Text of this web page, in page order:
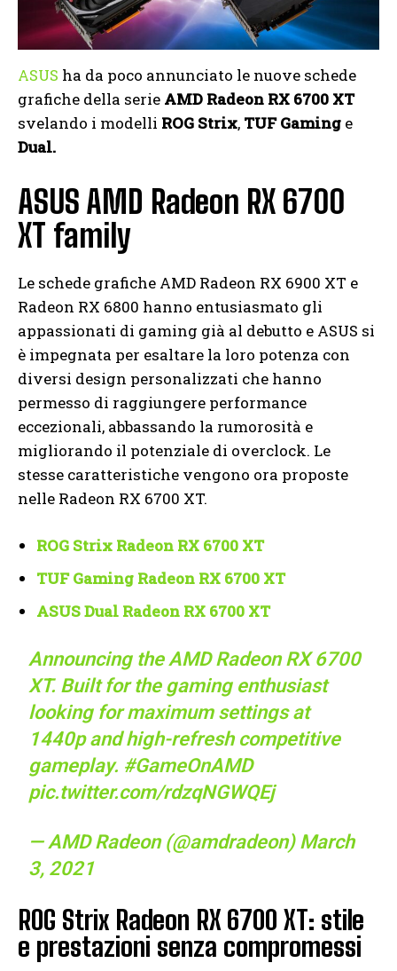
ASUS ha da poco annunciato le nuove schede
grafiche della serie AMD Radeon RX 6700 XT
svelando i modelli ROG Strix, TUF Gaming e
Dual.
ASUS AMD Radeon RX 6700
XT family
Le schede grafiche AMD Radeon RX 6900 XT e
Radeon RX 6800 hanno entusiasmato gli
appassionati di gaming già al debutto e ASUS si
è impegnata per esaltare la loro potenza con
diversi design personalizzati che hanno
permesso di raggiungere performance
eccezionali, abbassando la rumorosità e
migliorando il potenziale di overclock. Le
stesse caratteristiche vengono ora proposte
nelle Radeon RX 6700 XT.
ROG Strix Radeon RX 6700 XT
TUF Gaming Radeon RX 6700 XT
ASUS Dual Radeon RX 6700 XT
Announcing the AMD Radeon RX 6700
XT. Built for the gaming enthusiast
looking for maximum settings at
1440p and high-refresh competitive
gameplay. #GameOnAMD
pic.twitter.com/rdzqNGWQEj
— AMD Radeon (@amdradeon) March
3, 2021
ROG Strix Radeon RX 6700 XT: stile
e prestazioni senza compromessi